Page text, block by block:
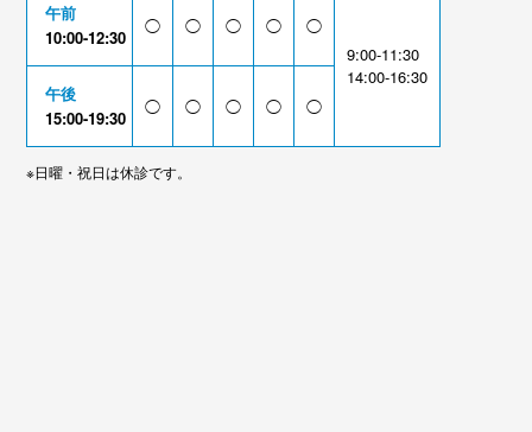
午前
10:00-12:30
◯ ◯ ◯ ◯
◯
9:00-11:30
14:00-16:30
午後
15:00-19:30
◯ ◯ ◯ ◯ ◯
※日曜・祝日は休診です。